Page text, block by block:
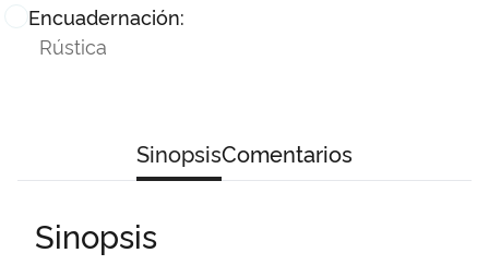
Encuadernación:
Rústica
SinopsisComentarios
Sinopsis